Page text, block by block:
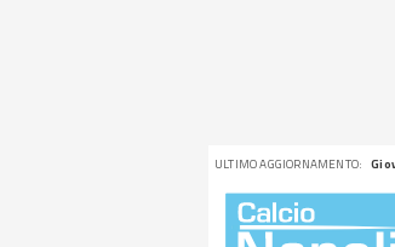
ULTIMO AGGIORNAMENTO: